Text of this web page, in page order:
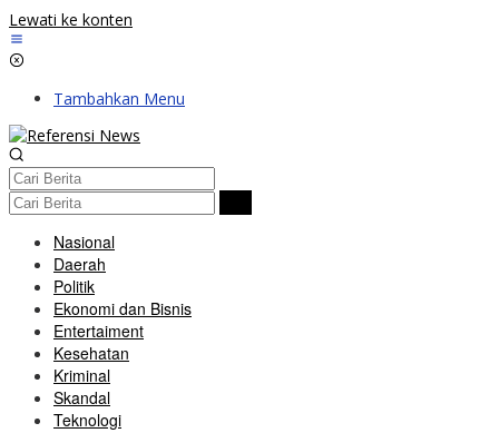
Lewati ke konten
Tambahkan Menu
Nasional
Daerah
Politik
Ekonomi dan Bisnis
Entertaiment
Kesehatan
Kriminal
Skandal
Teknologi